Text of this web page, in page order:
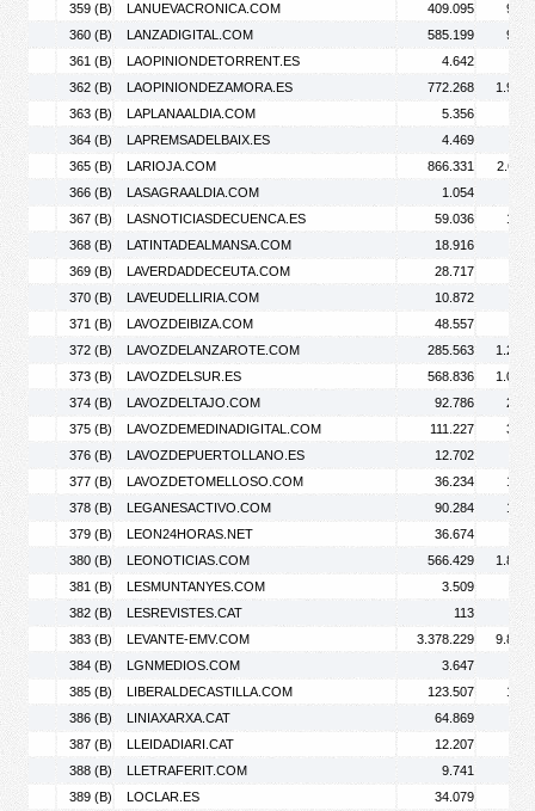
359 (B)
LANUEVACRONICA.COM 409.095
360 (B)
LANZADIGITAL.COM 585.199
361 (B)
LAOPINIONDETORRENT.ES 4.642
362 (B)
LAOPINIONDEZAMORA.ES 772.268
363 (B)
LAPLANAALDIA.COM 5.356
364 (B)
LAPREMSADELBAIX.ES 4.469
365 (B)
LARIOJA.COM 866.331
366 (B)
LASAGRAALDIA.COM 1.054
367 (B)
LASNOTICIASDECUENCA.ES 59.036
368 (B)
LATINTADEALMANSA.COM 18.916
369 (B)
LAVERDADDECEUTA.COM 28.717
370 (B)
LAVEUDELLIRIA.COM 10.872
371 (B)
LAVOZDEIBIZA.COM 48.557
372 (B)
LAVOZDELANZAROTE.COM 285.563
373 (B)
LAVOZDELSUR.ES 568.836
374 (B)
LAVOZDELTAJO.COM 92.786
375 (B)
LAVOZDEMEDINADIGITAL.COM 111.227
376 (B)
LAVOZDEPUERTOLLANO.ES 12.702
377 (B)
LAVOZDETOMELLOSO.COM 36.234
378 (B)
LEGANESACTIVO.COM 90.284
379 (B)
LEON24HORAS.NET 36.674
380 (B)
LEONOTICIAS.COM 566.429
381 (B)
LESMUNTANYES.COM 3.509
382 (B)
LESREVISTES.CAT 113
383 (B)
LEVANTE-EMV.COM 3.378.229
384 (B)
LGNMEDIOS.COM 3.647
385 (B)
LIBERALDECASTILLA.COM 123.507
386 (B)
LINIAXARXA.CAT 64.869
387 (B)
LLEIDADIARI.CAT 12.207
388 (B)
LLETRAFERIT.COM 9.741
389 (B)
LOCLAR.ES 34.079